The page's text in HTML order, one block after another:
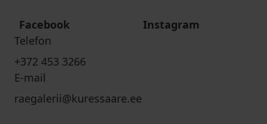
Facebook
Instagram
Telefon
+372 453 3266
E-mail
raegalerii@kuressaare.ee